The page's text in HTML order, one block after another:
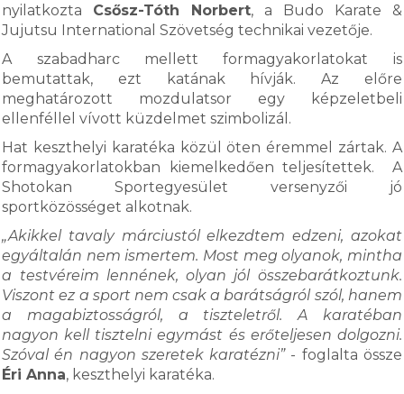
nyilatkozta Csősz-Tóth Norbert, a Budo Karate &
Jujutsu International Szövetség technikai vezetője.
A szabadharc mellett formagyakorlatokat is
bemutattak, ezt katának hívják. Az előre
meghatározott mozdulatsor egy képzeletbeli
ellenféllel vívott küzdelmet szimbolizál.
Hat keszthelyi karatéka közül öten éremmel zártak. A
formagyakorlatokban kiemelkedően teljesítettek. A
Shotokan Sportegyesület versenyzői jó
sportközösséget alkotnak.
„Akikkel tavaly márciustól elkezdtem edzeni, azokat
egyáltalán nem ismertem. Most meg olyanok, mintha
a testvéreim lennének, olyan jól összebarátkoztunk.
Viszont ez a sport nem csak a barátságról szól, hanem
a magabiztosságról, a tiszteletről. A karatéban
nagyon kell tisztelni egymást és erőteljesen dolgozni.
Szóval én nagyon szeretek karatézni” - foglalta össze
Éri Anna, keszthelyi karatéka.